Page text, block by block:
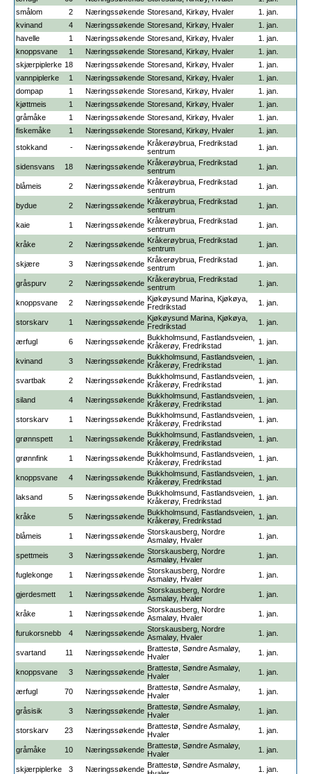
smålom
2 Næringssøkende Storesand, Kirkøy, Hvaler
1. jan.
kvinand
4 Næringssøkende Storesand, Kirkøy, Hvaler
1. jan.
havelle
1 Næringssøkende Storesand, Kirkøy, Hvaler
1. jan.
knoppsvane
1 Næringssøkende Storesand, Kirkøy, Hvaler
1. jan.
skjærpiplerke 18 Næringssøkende Storesand, Kirkøy, Hvaler
1. jan.
vannpiplerke
1 Næringssøkende Storesand, Kirkøy, Hvaler
1. jan.
dompap
1 Næringssøkende Storesand, Kirkøy, Hvaler
1. jan.
kjøttmeis
1 Næringssøkende Storesand, Kirkøy, Hvaler
1. jan.
gråmåke
1 Næringssøkende Storesand, Kirkøy, Hvaler
1. jan.
fiskemåke
1 Næringssøkende Storesand, Kirkøy, Hvaler
1. jan.
stokkand
- Næringssøkende Kråkerøybrua, Fredrikstad
sentrum
1. jan.
sidensvans 18 Næringssøkende Kråkerøybrua, Fredrikstad
sentrum
1. jan.
blåmeis 2 Næringssøkende Kråkerøybrua, Fredrikstad
sentrum
1. jan.
bydue 2 Næringssøkende Kråkerøybrua, Fredrikstad
sentrum
1. jan.
kaie 1 Næringssøkende Kråkerøybrua, Fredrikstad
sentrum
1. jan.
kråke 2 Næringssøkende Kråkerøybrua, Fredrikstad
sentrum
1. jan.
skjære 3 Næringssøkende Kråkerøybrua, Fredrikstad
sentrum
1. jan.
gråspurv 2 Næringssøkende Kråkerøybrua, Fredrikstad
sentrum
1. jan.
knoppsvane 2 Næringssøkende Kjøkøysund Marina, Kjøkøya,
Fredrikstad
1. jan.
storskarv 1 Næringssøkende Kjøkøysund Marina, Kjøkøya,
Fredrikstad
1. jan.
ærfugl 6 Næringssøkende Bukkholmsund, Fastlandsveien,
Kråkerøy, Fredrikstad
1. jan.
kvinand 3 Næringssøkende Bukkholmsund, Fastlandsveien,
Kråkerøy, Fredrikstad
1. jan.
svartbak 2 Næringssøkende Bukkholmsund, Fastlandsveien,
Kråkerøy, Fredrikstad
1. jan.
siland 4 Næringssøkende Bukkholmsund, Fastlandsveien,
Kråkerøy, Fredrikstad
1. jan.
storskarv 1 Næringssøkende Bukkholmsund, Fastlandsveien,
Kråkerøy, Fredrikstad
1. jan.
grønnspett 1 Næringssøkende Bukkholmsund, Fastlandsveien,
Kråkerøy, Fredrikstad
1. jan.
grønnfink 1 Næringssøkende Bukkholmsund, Fastlandsveien,
Kråkerøy, Fredrikstad
1. jan.
knoppsvane 4 Næringssøkende Bukkholmsund, Fastlandsveien,
Kråkerøy, Fredrikstad
1. jan.
laksand 5 Næringssøkende Bukkholmsund, Fastlandsveien,
Kråkerøy, Fredrikstad
1. jan.
kråke 5 Næringssøkende Bukkholmsund, Fastlandsveien,
Kråkerøy, Fredrikstad
1. jan.
blåmeis 1 Næringssøkende Storskausberg, Nordre
Asmaløy, Hvaler
1. jan.
spettmeis 3 Næringssøkende Storskausberg, Nordre
Asmaløy, Hvaler
1. jan.
fuglekonge 1 Næringssøkende Storskausberg, Nordre
Asmaløy, Hvaler
1. jan.
gjerdesmett 1 Næringssøkende Storskausberg, Nordre
Asmaløy, Hvaler
1. jan.
kråke 1 Næringssøkende Storskausberg, Nordre
Asmaløy, Hvaler
1. jan.
furukorsnebb 4 Næringssøkende Storskausberg, Nordre
Asmaløy, Hvaler
1. jan.
svartand 11 Næringssøkende Brattestø, Søndre Asmaløy,
Hvaler
1. jan.
knoppsvane 3 Næringssøkende Brattestø, Søndre Asmaløy,
Hvaler
1. jan.
ærfugl 70 Næringssøkende Brattestø, Søndre Asmaløy,
Hvaler
1. jan.
gråsisik 3 Næringssøkende Brattestø, Søndre Asmaløy,
Hvaler
1. jan.
storskarv 23 Næringssøkende Brattestø, Søndre Asmaløy,
Hvaler
1. jan.
gråmåke 10 Næringssøkende Brattestø, Søndre Asmaløy,
Hvaler
1. jan.
skjærpiplerke 3 Næringssøkende Brattestø, Søndre Asmaløy,
1. jan.